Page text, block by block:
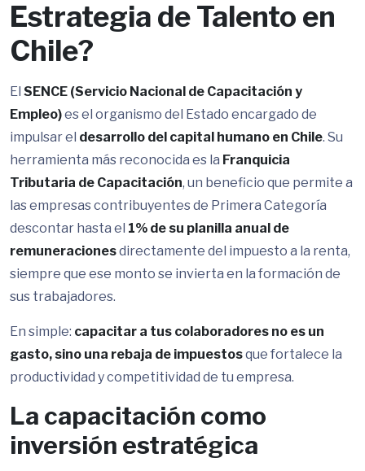
Estrategia de Talento en
Chile?
El SENCE (Servicio Nacional de Capacitación y
Empleo)es el organismo del Estado encargado de
impulsar el desarrollo del capital humano en Chile. Su
herramienta más reconocida es la Franquicia
Tributaria de Capacitación, un beneficio que permite a
las empresas contribuyentes de Primera Categoría
descontar hasta el 1% de su planilla anual de
remuneracionesdirectamente del impuesto a la renta,
siempre que ese monto se invierta en la formación de
sus trabajadores.
En simple: capacitar a tus colaboradores no es un
gasto, sino una rebaja de impuestosque fortalece la
productividad y competitividad de tu empresa.
La capacitación como
inversión estratégica